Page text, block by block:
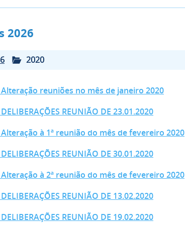
2026
2020
reuniões no mês de janeiro 2020
REUNIÃO DE 23.01.2020
à 1ª reunião do mês de fevereiro 2020
REUNIÃO DE 30.01.2020
à 2ª reunião do mês de fevereiro 2020
REUNIÃO DE 13.02.2020
REUNIÃO DE 19.02.2020